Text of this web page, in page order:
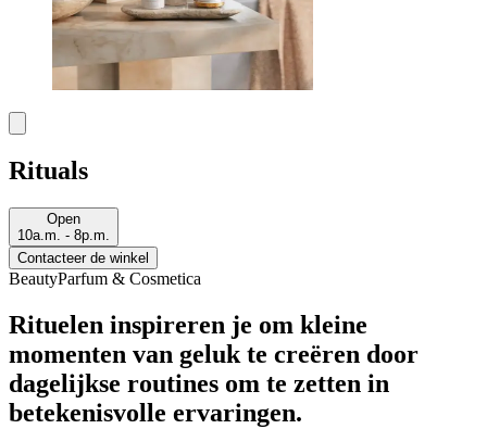
Rituals
Open
10a.m. - 8p.m.
Contacteer de winkel
BeautyParfum & Cosmetica
Rituelen inspireren je om kleine
momenten van geluk te creëren door
dagelijkse routines om te zetten in
betekenisvolle ervaringen.